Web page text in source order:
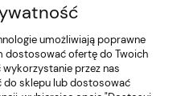
umożliwiają poprawne
dostosować ofertę do Twoich
przez nas
do sklepu lub dostosować